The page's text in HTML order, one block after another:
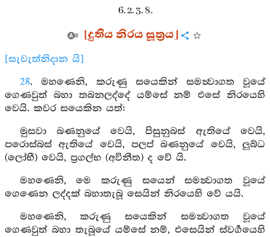
6. 2. 3. 8.
[දුතිය නිරය සූත්‍රය]
[සැවැත්නිදාන යි]
28. මහණෙනි, කරුණු සයෙකින් සමන්‍වාගත වූයේ
ගෙණවුත් බහා තබනලද්දේ යම්සේ නම් එසේ නිරයෙහි
වෙයි. කවර සයෙකින යත්:
මුසවා බණනුයේ වෙයි, පිසුනුබස් ඇතියේ වෙයි,
පරොස්බස් ඇතියේ වෙයි, පලප් බණනුයේ වෙයි, ලුබ්ධ
(ලෝභී) වෙයි, ප්‍රගල්භ (අවිනීත) ද වේ යි.
මහණෙනි, මෙ කරුණු සයෙන් සමන්‍වාගත වූයේ
ගෙණෙන ලද්දක් බහාතැබූ සෙයින් නිරයෙහි වේ යයි.
මහණෙනි, කරුණු සයෙකින් සමන්‍වාගත වූයේ
ගෙණවුත් බහා තැබූයේ යම්සේ නම්, එසෙයින් ස්වර්‍ගයෙහි